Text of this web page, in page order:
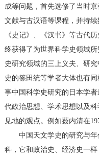
成等问题，首先选修了当时
文献与古汉语等课程，并持
《史记》、《汉书》等古代
终获得了为世界科学史领域
史研究领域的三上义夫、研
史的篠田统等学者大体也有
事中国科学史研究的日本学
代政治思想、学术思想以及
见地的观点。例如薮内清在
中国天文学史的研究与年
科，它和政治史、经济史一